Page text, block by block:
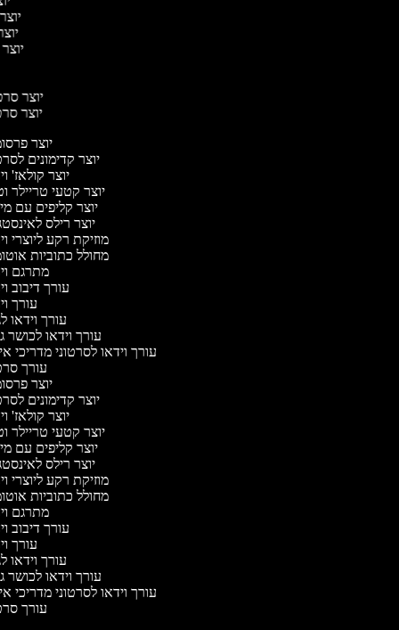
יוצר
יוצר
יוצר
יוצר קדימונים
יוצר קולאז'
יוצר קטעי טריילר
יוצר קליפים עם
יוצר רילס
מוזיקת רקע ליוצרי
מחולל כתוביות
מתרגם
עורך דיבוב
עורך
עורך וידאו
עורך וידאו לכושר
עורך וידאו לסרטוני מדריכי
עורך
יוצר
יוצר קדימונים
יוצר קולאז'
יוצר קטעי טריילר
יוצר קליפים עם
יוצר רילס
מוזיקת רקע ליוצרי
מחולל כתוביות
מתרגם
עורך דיבוב
עורך
עורך וידאו
עורך וידאו לכושר
עורך וידאו לסרטוני מדריכי
עורך